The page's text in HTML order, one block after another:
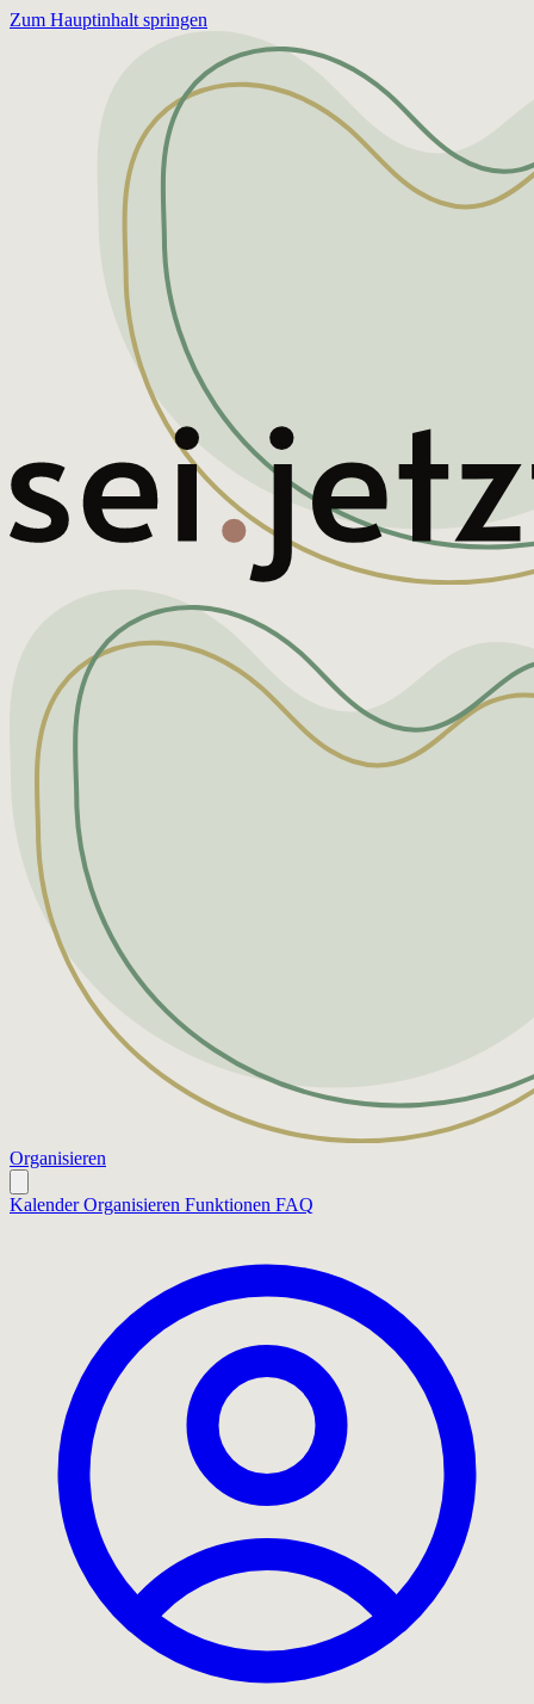
Zum Hauptinhalt springen
Organisieren
Kalender Organisieren Funktionen FAQ